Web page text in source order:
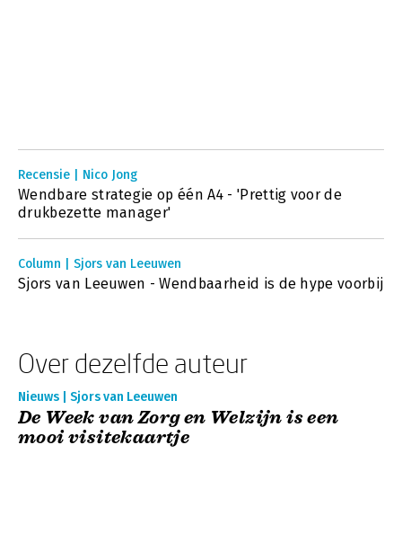
Recensie | Nico Jong
Wendbare strategie op één A4 - 'Prettig voor de
drukbezette manager'
Column | Sjors van Leeuwen
Sjors van Leeuwen - Wendbaarheid is de hype voorbij
Over dezelfde auteur
Nieuws | Sjors van Leeuwen
De Week van Zorg en Welzijn is een
mooi visitekaartje